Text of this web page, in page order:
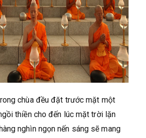
chùa đều đặt trước mặt một
thiền cho đến lúc mặt trời lặn
nghìn ngọn nến sáng sẽ mang